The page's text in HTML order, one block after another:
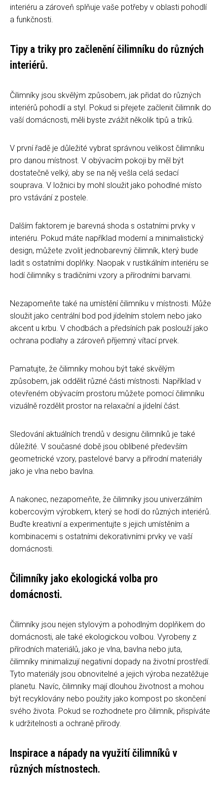
interiéru a zároveň splňuje vaše potřeby v oblasti pohodlí
a funkčnosti.
Tipy a triky pro začlenění čilimníku do různých
interiérů.
Čilimníky jsou skvělým způsobem, jak přidat do různých
interiérů pohodlí a styl. Pokud si přejete začlenit čilimník do
vaší domácnosti, měli byste zvážit několik tipů a triků.
V první řadě je důležité vybrat správnou velikost čilimníku
pro danou místnost. V obývacím pokoji by měl být
dostatečně velký, aby se na něj vešla celá sedací
souprava. V ložnici by mohl sloužit jako pohodlné místo
pro vstávání z postele.
Dalším faktorem je barevná shoda s ostatními prvky v
interiéru. Pokud máte například moderní a minimalistický
design, můžete zvolit jednobarevný čilimník, který bude
ladit s ostatními doplňky. Naopak v rustikálním interiéru se
hodí čilimníky s tradičními vzory a přírodními barvami.
Nezapomeňte také na umístění čilimníku v místnosti. Může
sloužit jako centrální bod pod jídelním stolem nebo jako
akcent u krbu. V chodbách a předsíních pak poslouží jako
ochrana podlahy a zároveň příjemný vítací prvek.
Pamatujte, že čilimníky mohou být také skvělým
způsobem, jak oddělit různé části místnosti. Například v
otevřeném obývacím prostoru můžete pomocí čilimníku
vizuálně rozdělit prostor na relaxační a jídelní část.
Sledování aktuálních trendů v designu čilimníků je také
důležité. V současné době jsou oblíbené především
geometrické vzory, pastelové barvy a přírodní materiály
jako je vlna nebo bavlna.
A nakonec, nezapomeňte, že čilimníky jsou univerzálním
kobercovým výrobkem, který se hodí do různých interiérů.
Buďte kreativní a experimentujte s jejich umístěním a
kombinacemi s ostatními dekorativními prvky ve vaší
domácnosti.
Čilimníky jako ekologická volba pro
domácnosti.
Čilimníky jsou nejen stylovým a pohodlným doplňkem do
domácnosti, ale také ekologickou volbou. Vyrobeny z
přírodních materiálů, jako je vlna, bavlna nebo juta,
čilimníky minimalizují negativní dopady na životní prostředí.
Tyto materiály jsou obnovitelné a jejich výroba nezatěžuje
planetu. Navíc, čilimníky mají dlouhou životnost a mohou
být recyklovány nebo použity jako kompost po skončení
svého života. Pokud se rozhodnete pro čilimník, přispíváte
k udržitelnosti a ochraně přírody.
Inspirace a nápady na využití čilimníků v
různých místnostech.